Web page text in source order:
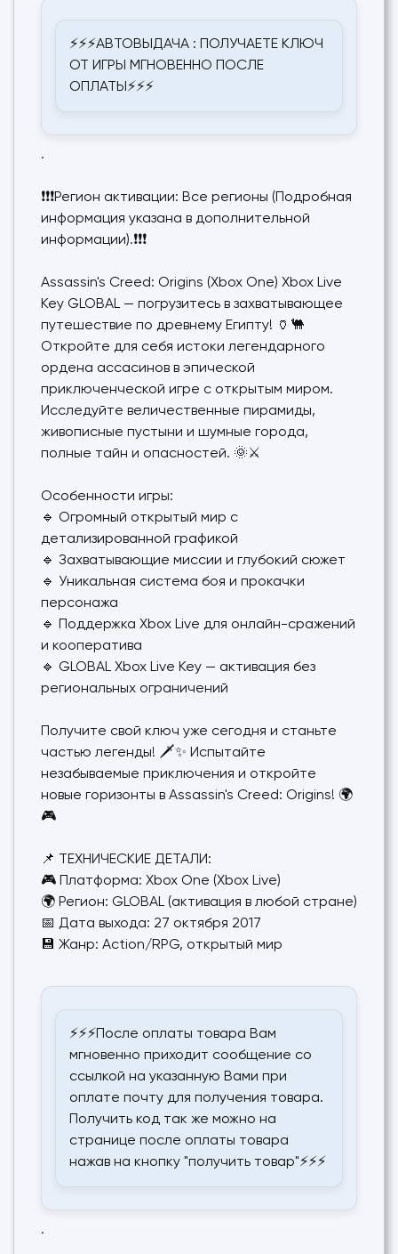
⚡⚡⚡АВТОВЫДАЧА : ПОЛУЧАЕТЕ КЛЮЧ
ОТ ИГРЫ МГНОВЕННО ПОСЛЕ
ОПЛАТЫ⚡⚡⚡
.
❗❗❗Регион активации: Все регионы (Подробная
информация указана в дополнительной
информации).❗❗❗
Assassin's Creed: Origins (Xbox One) Xbox Live
Key GLOBAL — погрузитесь в захватывающее
путешествие по древнему Египту! 🏺🐫
Откройте для себя истоки легендарного
ордена ассасинов в эпической
приключенческой игре с открытым миром.
Исследуйте величественные пирамиды,
живописные пустыни и шумные города,
полные тайн и опасностей. 🌞⚔️
Особенности игры:
🔹 Огромный открытый мир с
детализированной графикой
🔹 Захватывающие миссии и глубокий сюжет
🔹 Уникальная система боя и прокачки
персонажа
🔹 Поддержка Xbox Live для онлайн-сражений
и кооператива
🔹 GLOBAL Xbox Live Key — активация без
региональных ограничений
Получите свой ключ уже сегодня и станьте
частью легенды! 🗡️✨ Испытайте
незабываемые приключения и откройте
новые горизонты в Assassin's Creed: Origins! 🌍
🎮
📌 ТЕХНИЧЕСКИЕ ДЕТАЛИ:
🎮 Платформа: Xbox One (Xbox Live)
🌍 Регион: GLOBAL (активация в любой стране)
📅 Дата выхода: 27 октября 2017
💾 Жанр: Action/RPG, открытый мир
⚡⚡⚡После оплаты товара Вам
мгновенно приходит сообщение со
ссылкой на указанную Вами при
оплате почту для получения товара.
Получить код так же можно на
странице после оплаты товара
нажав на кнопку "получить товар"⚡⚡⚡
.